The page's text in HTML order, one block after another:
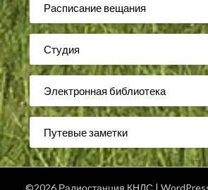
Расписание вещания
Студия
Электронная библиотека
Путевые заметки